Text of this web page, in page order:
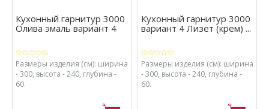
Кухонный гарнитур 3000
Олива эмаль вариант 4
Размеры изделия (см): ширина
- 300, высота - 240, глубина -
60.
Кухонный гарнитур 3000
вариант 4 Лизет (крем) ...
Размеры изделия (см): ширина
- 300, высота - 240, глубина -
60.